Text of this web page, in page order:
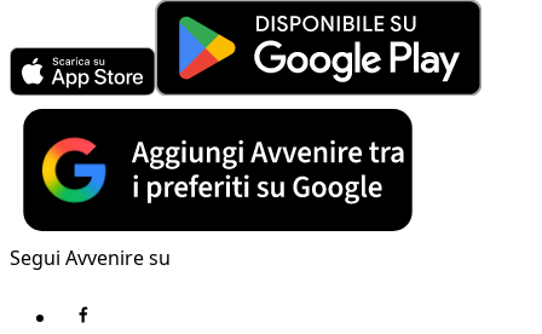
Segui Avvenire su